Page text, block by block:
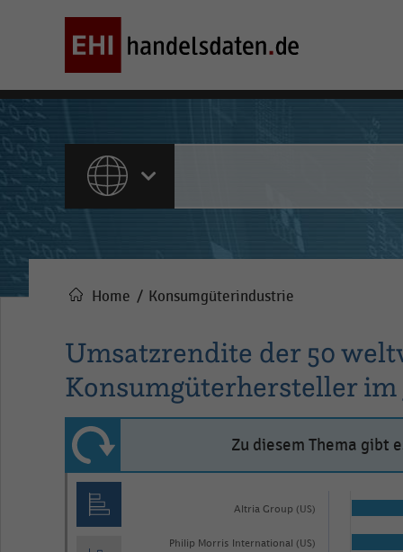
ALLE INHALTE
Pfadnavigation
Home Konsumgüterindustrie
Umsatzrendite der 50
Konsumgüterhersteller im
Zu diesem Thema gibt
Altria Group (US)
Philip Morris International (US)